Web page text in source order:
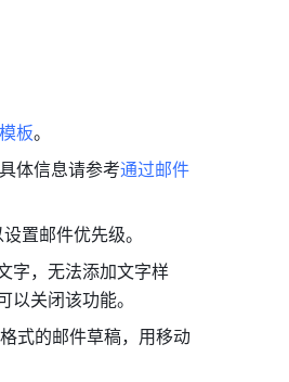
板。
体信息请参考通过邮件
置邮件优先级。
字，无法添加文字样
以关闭该功能。
式的邮件草稿，用移动